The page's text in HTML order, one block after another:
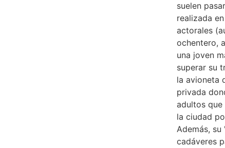
suelen
realizada
actorales
ochentero,
una joven
superar su
la avioneta
privada
adultos
la ciudad
Además,
cadáveres